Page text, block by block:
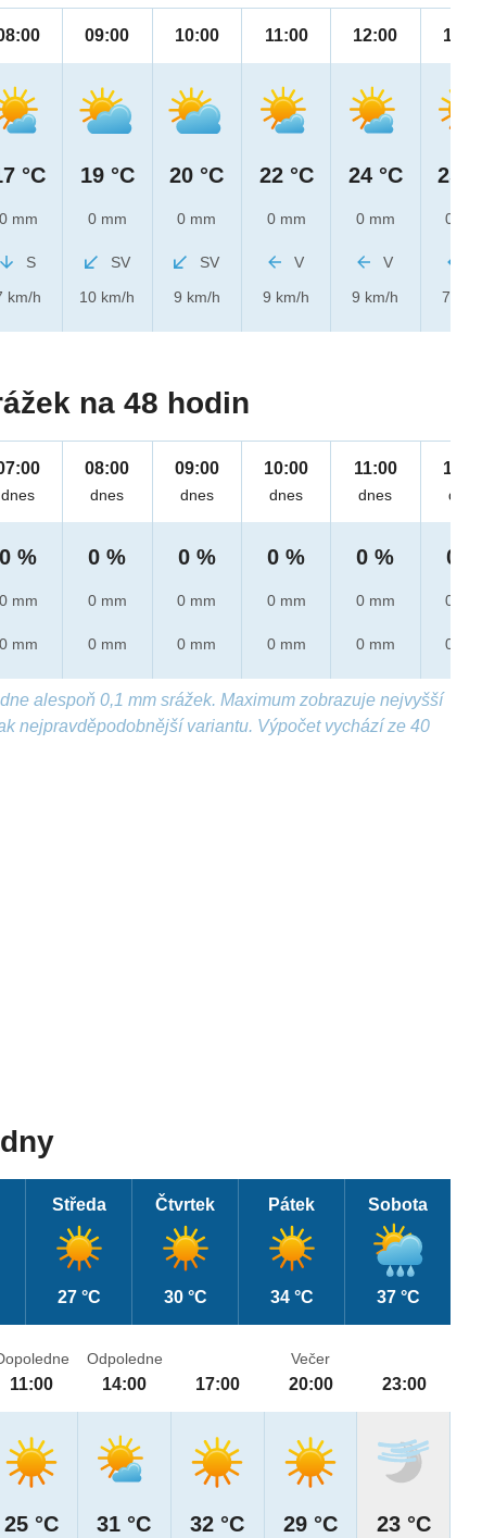
°C
0 mm
S
km/h
09:00
19 °C
0 mm
SV
10 km/h
10:00
20 °C
0 mm
SV
9 km/h
11:00
22 °C
0 mm
V
9 km/h
12:00
24 °C
0 mm
V
9 km/h
13:00
25 °C
0 mm
7 km/h
na 48 hodin
dnes
0 %
0 mm
0 mm
08:00
dnes
0 %
0 mm
0 mm
09:00
dnes
0 %
0 mm
0 mm
10:00
dnes
0 %
0 mm
0 mm
11:00
dnes
0 %
0 mm
0 mm
12:00
dnes
0 %
0 mm
0 mm
alespoň 0,1 mm srážek. Maximum zobrazuje nejvyšší
nejpravděpodobnější variantu. Výpočet vychází ze 40
Středa
27 °C
Čtvrtek
30 °C
Pátek
34 °C
Sobota
37 °C
11:00
25 °C
Odpoledne
14:00
31 °C
17:00
32 °C
Večer
20:00
29 °C
23:00
23 °C